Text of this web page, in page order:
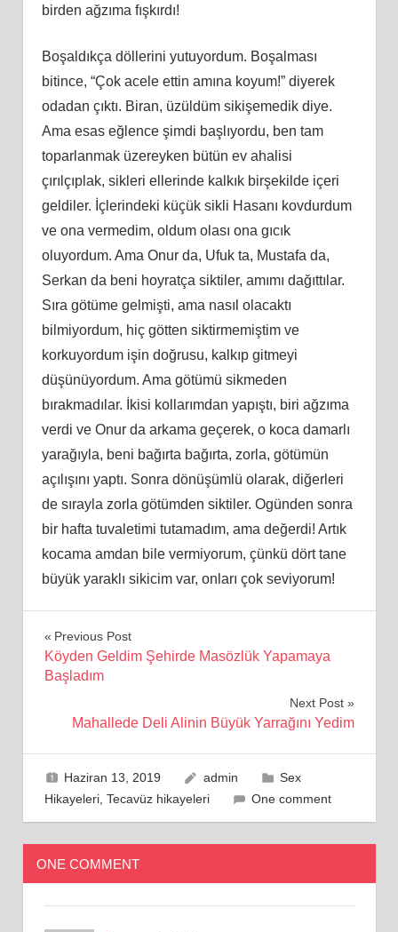
birden ağzıma fışkırdı!
Boşaldıkça döllerini yutuyordum. Boşalması
bitince, “Çok acele ettin amına koyum!” diyerek
odadan çıktı. Biran, üzüldüm sikişemedik diye.
Ama esas eğlence şimdi başlıyordu, ben tam
toparlanmak üzereyken bütün ev ahalisi
çırılçıplak, sikleri ellerinde kalkık birşekilde içeri
geldiler. İçlerindeki küçük sikli Hasanı kovdurdum
ve ona vermedim, oldum olası ona gıcık
oluyordum. Ama Onur da, Ufuk ta, Mustafa da,
Serkan da beni hoyratça siktiler, amımı dağıttılar.
Sıra götüme gelmişti, ama nasıl olacaktı
bilmiyordum, hiç götten siktirmemiştim ve
korkuyordum işin doğrusu, kalkıp gitmeyi
düşünüyordum. Ama götümü sikmeden
bırakmadılar. İkisi kollarımdan yapıştı, biri ağzıma
verdi ve Onur da arkama geçerek, o koca damarlı
yarağıyla, beni bağırta bağırta, zorla, götümün
açılışını yaptı. Sonra dönüşümlü olarak, diğerleri
de sırayla zorla götümden siktiler. Ogünden sonra
bir hafta tuvaletimi tutamadım, ama değerdi! Artık
kocama amdan bile vermiyorum, çünkü dört tane
büyük yaraklı sikicim var, onları çok seviyorum!
Yazı
gezinmesi
Previous Post
Köyden Geldim Şehirde Masözlük Yapamaya
Başladım
Next Post
Mahallede Deli Alinin Büyük Yarrağını Yedim
Haziran 13, 2019 admin
Sex
Hikayeleri, Tecavüz hikayeleri One comment
ONE COMMENT